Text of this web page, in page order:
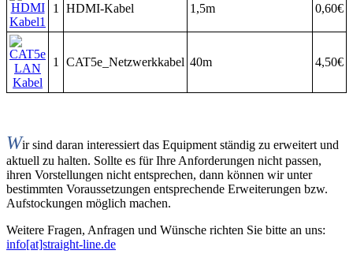
1 HDMI-Kabel 1,5m 0,60€
1 CAT5e_Netzwerkkabel 40m 4,50€
Wir sind daran interessiert das Equipment ständig zu erweitert und
aktuell zu halten. Sollte es für Ihre Anforderungen nicht passen,
ihren Vorstellungen nicht entsprechen, dann können wir unter
bestimmten Voraussetzungen entsprechende Erweiterungen bzw.
Aufstockungen möglich machen.
Weitere Fragen, Anfragen und Wünsche richten Sie bitte an uns:
info[at]straight-line.de